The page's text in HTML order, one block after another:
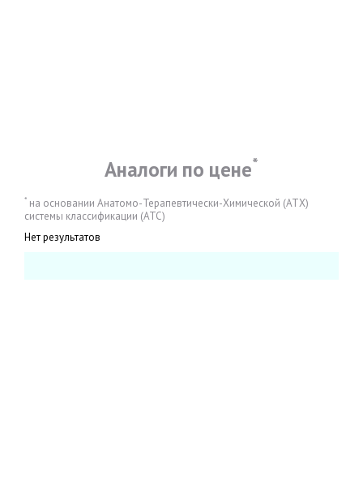
Аналоги по цене*
* на основании Анатомо-Терапевтически-Химической (АТХ)
системы классификации (АТС)
Нет результатов